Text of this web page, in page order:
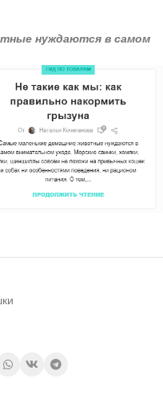
нуждаются в самом